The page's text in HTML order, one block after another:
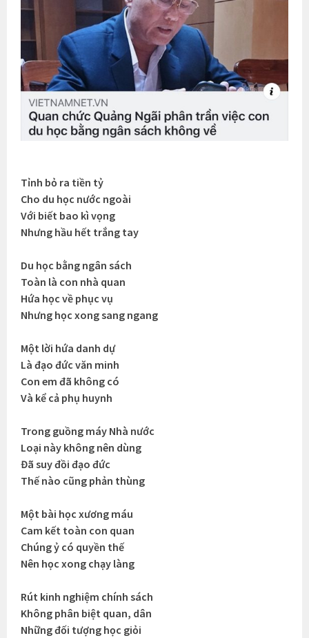
Tỉnh bỏ ra tiền tỷ
Cho du học nước ngoài
Với biết bao kì vọng
Nhưng hầu hết trắng tay
Du học bằng ngân sách
Toàn là con nhà quan
Hứa học về phục vụ
Nhưng học xong sang ngang
Một lời hứa danh dự
Là đạo đức văn minh
Con em đã không có
Và kể cả phụ huynh
Trong guồng máy Nhà nước
Loại này không nên dùng
Đã suy đồi đạo đức
Thế nào cũng phản thùng
Một bài học xương máu
Cam kết toàn con quan
Chúng ỷ có quyền thế
Nên học xong chạy làng
Rút kinh nghiệm chính sách
Không phân biệt quan, dân
Những đối tượng học giỏi